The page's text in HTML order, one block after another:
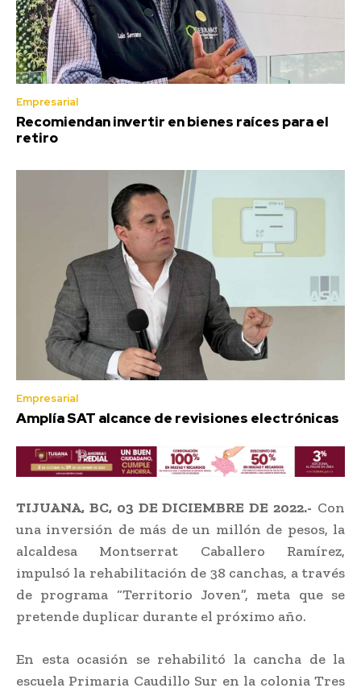
Empresarial
Recomiendan invertir en bienes raíces para el
retiro
Empresarial
Amplía SAT alcance de revisiones electrónicas
TIJUANA, BC, 03 DE DICIEMBRE DE 2022.- Con
una inversión de más de un millón de pesos, la
alcaldesa Montserrat Caballero Ramírez,
impulsó la rehabilitación de 38 canchas, a través
de programa “Territorio Joven”, meta que se
pretende duplicar durante el próximo año.
En esta ocasión se rehabilitó la cancha de la
escuela Primaria Caudillo Sur en la colonia Tres